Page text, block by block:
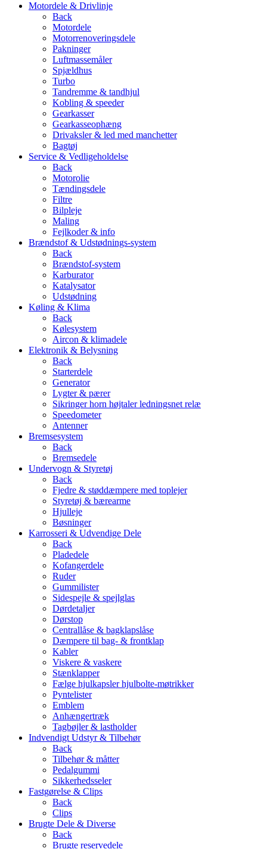
Motordele & Drivlinje
Back
Motordele
Motorrenoveringsdele
Pakninger
Luftmassemåler
Spjældhus
Turbo
Tandremme & tandhjul
Kobling & speeder
Gearkasser
Gearkasseophæng
Drivaksler & led med manchetter
Bagtøj
Service & Vedligeholdelse
Back
Motorolie
Tændingsdele
Filtre
Bilpleje
Maling
Fejlkoder & info
Brændstof & Udstødnings-system
Back
Brændstof-system
Karburator
Katalysator
Udstødning
Køling & Klima
Back
Kølesystem
Aircon & klimadele
Elektronik & Belysning
Back
Starterdele
Generator
Lygter & pærer
Sikringer horn højtaler ledningsnet relæ
Speedometer
Antenner
Bremsesystem
Back
Bremsedele
Undervogn & Styretøj
Back
Fjedre & støddæmpere med toplejer
Styretøj & bærearme
Hjulleje
Bøsninger
Karrosseri & Udvendige Dele
Back
Pladedele
Kofangerdele
Ruder
Gummilister
Sidespejle & spejlglas
Dørdetaljer
Dørstop
Centrallåse & bagklapslåse
Dæmpere til bag- & frontklap
Kabler
Viskere & vaskere
Stænklapper
Fælge hjulkapsler hjulbolte-møtrikker
Pyntelister
Emblem
Anhængertræk
Tagbøjler & lastholder
Indvendigt Udstyr & Tilbehør
Back
Tilbehør & måtter
Pedalgummi
Sikkerhedsseler
Fastgørelse & Clips
Back
Clips
Brugte Dele & Diverse
Back
Brugte reservedele